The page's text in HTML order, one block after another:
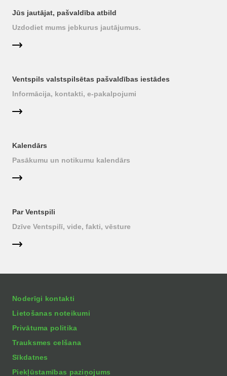
Jūs jautājat, pašvaldība atbild
Uzdodiet mums jebkurus jautājumus.
Ventspils valstspilsētas pašvaldības iestādes
Informācija, kontakti, e-pakalpojumi
Kalendārs
Pasākumu un notikumu kalendārs
Par Ventspili
Dzīve Ventspilī, vide, fakti, vēsture
Noderīgi kontakti
Lietošanas noteikumi
Privātuma politika
Trauksmes celšana
Sīkdatnes
Piekļūstamības paziņojums